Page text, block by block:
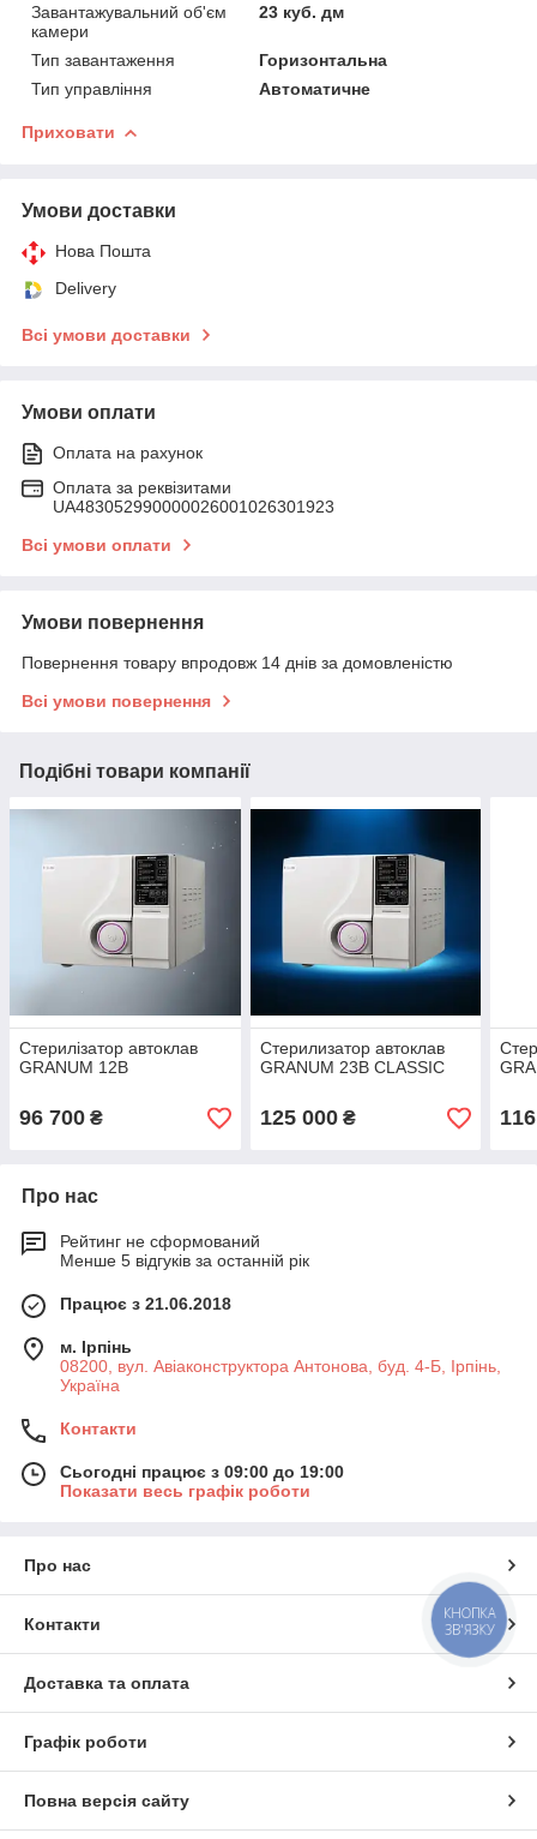
Завантажувальний об'єм
камери
23 куб. дм
Тип завантаження
Горизонтальна
Тип управління
Автоматичне
Приховати
Умови доставки
Нова Пошта
Delivery
Всі умови доставки
Умови оплати
Оплата на рахунок
Оплата за реквізитами
UA483052990000026001026301923
Всі умови оплати
Умови повернення
Повернення товару впродовж 14 днів за домовленістю
Всі умови повернення
Подібні товари компанії
Стерилізатор автоклав
GRANUM 12B
96 700 ₴
Стерилизатор автоклав
GRANUM 23B CLASSIC
125 000₴
Про нас
Рейтинг не сформований
Менше 5 відгуків за останній рік
Працює з 21.06.2018
м. Ірпінь
08200, вул. Авіаконструктора Антонова, буд. 4-Б, Ірпінь,
Україна
Контакти
Сьогодні працює з 09:00 до 19:00
Показати весь графік роботи
Про нас
Контакти
Доставка та оплата
Графік роботи
Повна версія сайту
КНОПКА
ЗВ'ЯЗКУ